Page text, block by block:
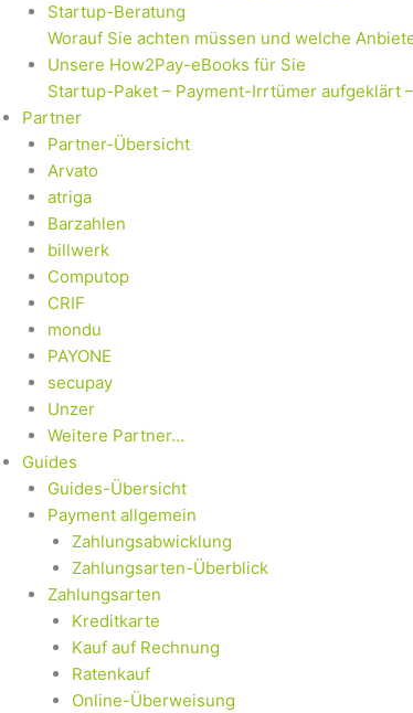
Startup-Beratung
Worauf Sie achten müssen und welche
Unsere How2Pay-eBooks für Sie
Startup-Paket – Payment-Irrtümer aufgeklärt
Partner
Partner-Übersicht
Arvato
atriga
Barzahlen
billwerk
Computop
CRIF
mondu
PAYONE
secupay
Unzer
Weitere Partner…
Guides
Guides-Übersicht
Payment allgemein
Zahlungsabwicklung
Zahlungsarten-Überblick
Zahlungsarten
Kreditkarte
Kauf auf Rechnung
Ratenkauf
Online-Überweisung